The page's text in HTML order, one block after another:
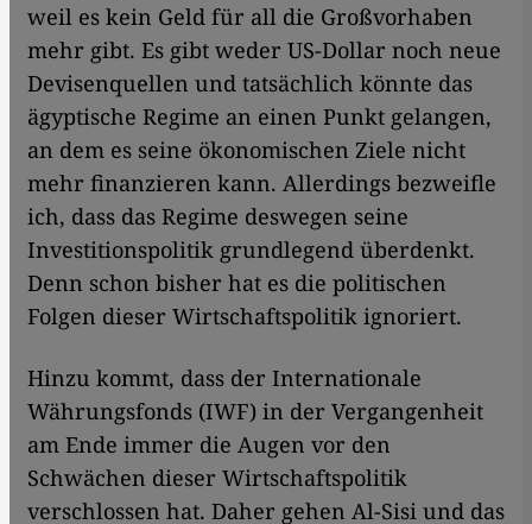
weil es kein Geld für all die Großvorhaben
mehr gibt. Es gibt weder US-Dollar noch neue
Devisenquellen und tatsächlich könnte das
ägyptische Regime an einen Punkt gelangen,
an dem es seine ökonomischen Ziele nicht
mehr finanzieren kann. Allerdings bezweifle
ich, dass das Regime deswegen seine
Investitionspolitik grundlegend überdenkt.
Denn schon bisher hat es die politischen
Folgen dieser Wirtschaftspolitik ignoriert.
Hinzu kommt, dass der Internationale
Währungsfonds (IWF) in der Vergangenheit
am Ende immer die Augen vor den
Schwächen dieser Wirtschaftspolitik
verschlossen hat. Daher gehen Al-Sisi und das